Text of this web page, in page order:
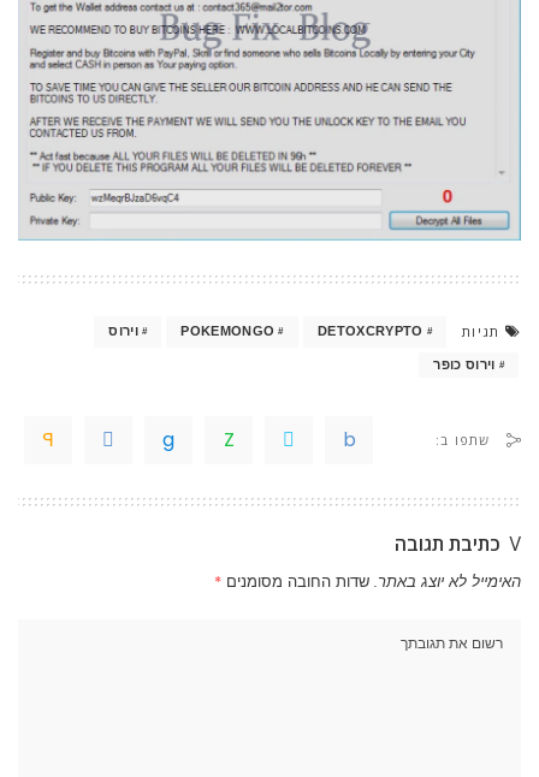
תגיות DETOXCRYPTO
POKEMONGO וירוס
וירוס כופר
שתפו ב:
כתיבת תגובה
האימייל לא יוצג באתר. שדות החובה מסומנים *